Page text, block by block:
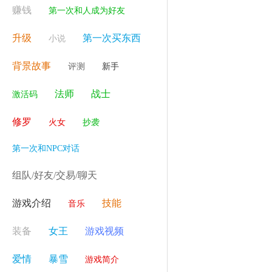
赚钱 第一次和人成为好友
升级 小说 第一次买东西
背景故事 评测 新手
激活码 法师 战士
修罗 火女 抄袭
第一次和NPC对话
组队/好友/交易/聊天
游戏介绍 音乐 技能
装备 女王 游戏视频
爱情 暴雪 游戏简介